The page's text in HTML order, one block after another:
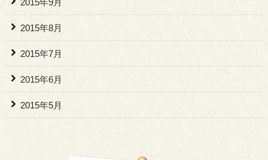
2015年8月
2015年7月
2015年6月
2015年5月